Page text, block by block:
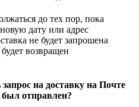
до тех пор, пока
дату или адрес
не будет запрошена
возвращен
на доставку на Почте
был отправлен?